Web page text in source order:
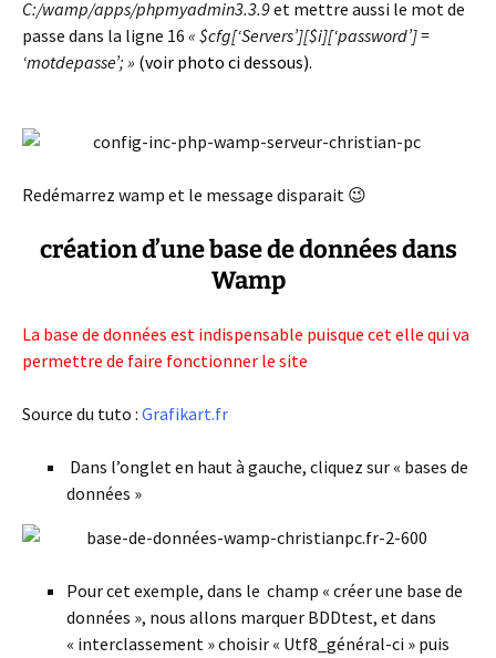
C:/wamp/apps/phpmyadmin3.3.9et mettre aussi le mot de
passe dans la ligne 16 « $cfg[‘Servers’][$i][‘password’] =
‘motdepasse’; » (voir photo ci dessous).
Redémarrez wamp et le message disparait 😉
création d’une base de données dans
Wamp
La base de données est indispensable puisque cet elle qui va
permettre de faire fonctionner le site
Source du tuto : Grafikart.fr
Dans l’onglet en haut à gauche, cliquez sur « bases de
données »
Pour cet exemple, dans le champ « créer une base de
données », nous allons marquer BDDtest, et dans
« interclassement » choisir « Utf8_général-ci » puis